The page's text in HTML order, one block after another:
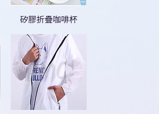
矽膠折疊咖啡杯